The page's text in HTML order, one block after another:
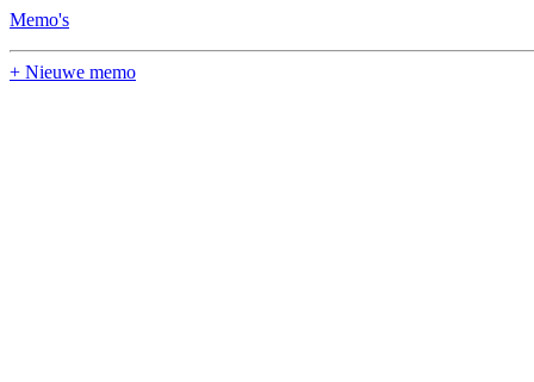
Memo's
+ Nieuwe memo